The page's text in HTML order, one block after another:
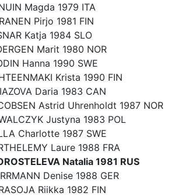
Magda 1979 ITA
Pirjo 1981 FIN
Katja 1984 SLO
Marit 1980 NOR
Hanna 1990 SWE
Krista 1990 FIN
Daria 1983 CAN
Astrid Uhrenholdt 1987 NOR
Justyna 1983 POL
Charlotte 1987 SWE
Laure 1988 FRA
Natalia 1981 RUS
Denise 1988 GER
Riikka 1982 FIN